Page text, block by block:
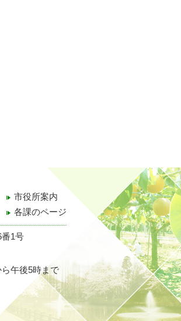
市役所案内
各課のページ
1号
午後5時まで